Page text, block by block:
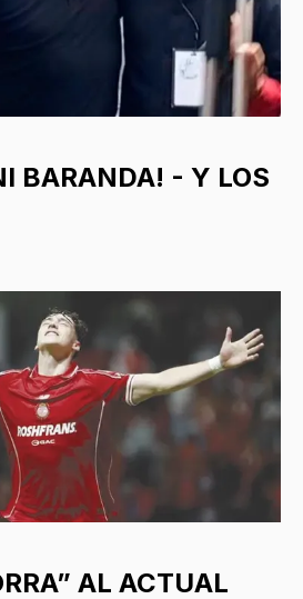
BARANDA! - Y LOS
AL ACTUAL